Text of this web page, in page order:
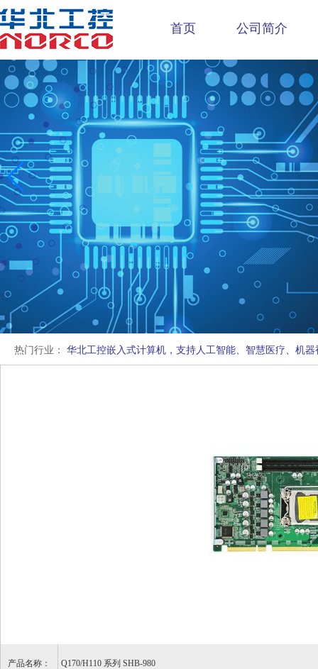
首页 公司简介
热门行业： 华北工控嵌入式计算机，支持人工智能、智慧医疗、机
产品名称： Q170/H110 系列 SHB-980